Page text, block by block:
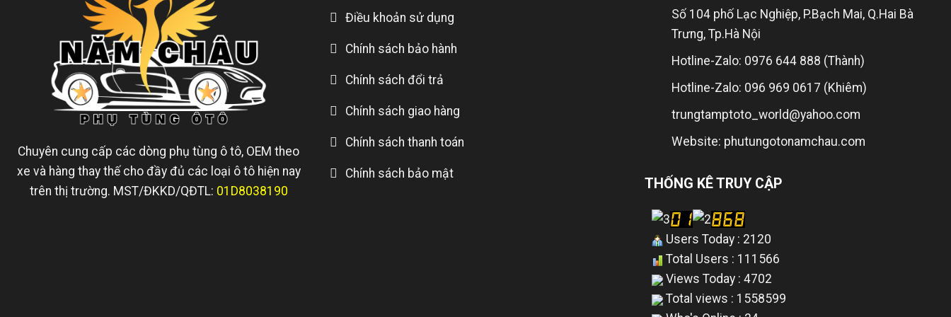
Chuyên cung cấp các dòng phụ tùng ô tô, OEM theo
xe và hàng thay thế cho đầy đủ các loại ô tô hiện nay
trên thị trường. MST/ĐKKD/QĐTL: 01D8038190
Điều khoản sử dụng
Chính sách bảo hành
Chính sách đổi trả
Chính sách giao hàng
Chính sách thanh toán
Chính sách bảo mật
Số 104 phố Lạc Nghiệp, P.Bạch Mai, Q.Hai Bà
Trưng, Tp.Hà Nội
Hotline-Zalo: 0976 644 888 (Thành)
Hotline-Zalo: 096 969 0617 (Khiêm)
trungtamptoto_world@yahoo.com
Website: phutungotonamchau.com
THỐNG KÊ TRUY CẬP
Users Today : 2120
Total Users : 111566
Views Today : 4702
Total views : 1558599